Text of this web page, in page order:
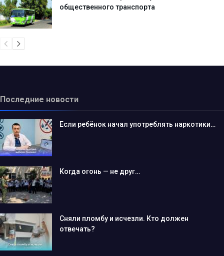
общественного транспорта
Последние новости
Если ребёнок начал употреблять наркотики…
Когда огонь — не друг…
Сняли пломбу и исчезли. Кто должен
отвечать?